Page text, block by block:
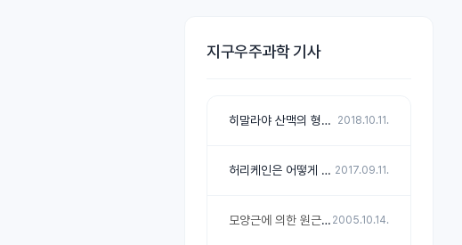
지구우주과학 기사
히말라야 산맥의 형성과 지구 환경 변화 2018.10.11.
허리케인은 어떻게 발달할까? 2017.09.11.
모양근에 의한 원근 조절 원리 2005.10.14.